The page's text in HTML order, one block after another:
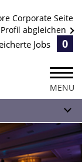
Corporate Seite
abgleichen
Jobs 0
MENU